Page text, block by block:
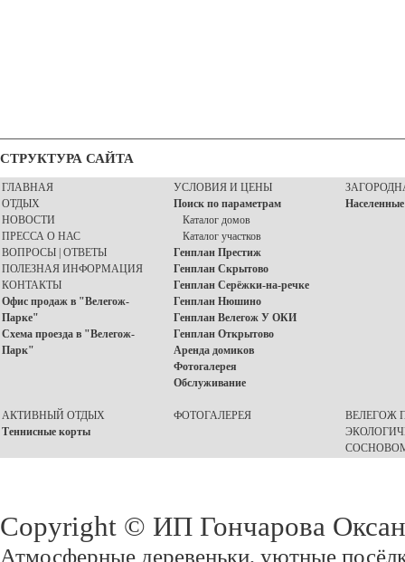
СТРУКТУРА САЙТА
ГЛАВНАЯ
ОТДЫХ
НОВОСТИ
ПРЕССА О НАС
ВОПРОСЫ | ОТВЕТЫ
ПОЛЕЗНАЯ ИНФОРМАЦИЯ
КОНТАКТЫ
Офис продаж в "Велегож-
Парке"
Схема проезда в "Велегож-
Парк"
УСЛОВИЯ И ЦЕНЫ
Поиск по параметрам
Каталог домов
Каталог участков
Генплан Престиж
Генплан Скрытово
Генплан Серёжки-на-речке
Генплан Нюшино
Генплан Велегож У ОКИ
Генплан Открытово
Аренда домиков
Фотогалерея
Обслуживание
АКТИВНЫЙ ОТДЫХ
Теннисные корты
ФОТОГАЛЕРЕЯ
ВЕЛЕГОЖ
Copyright © ИП Гончарова
Атмосферные деревеньки, уютные